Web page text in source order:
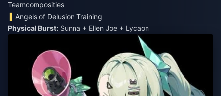
Teamcomposities
Angels of Delusion Training
Physical Burst: Sunna + Ellen Joe + Lycaon